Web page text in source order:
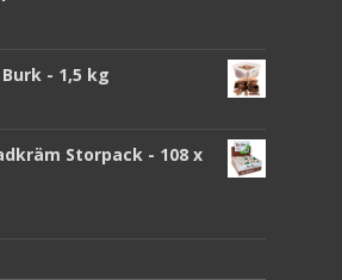
- 1,5 kg
Storpack - 108 x